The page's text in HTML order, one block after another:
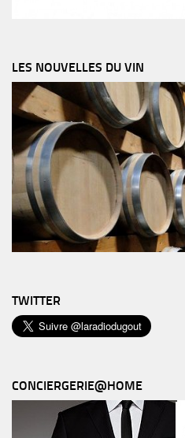
LES NOUVELLES DU VIN
TWITTER
CONCIERGERIE@HOME